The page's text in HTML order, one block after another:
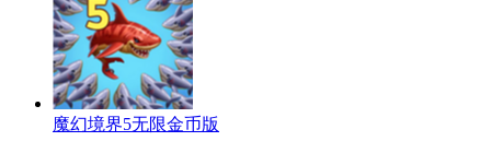
魔幻境界5无限金币版